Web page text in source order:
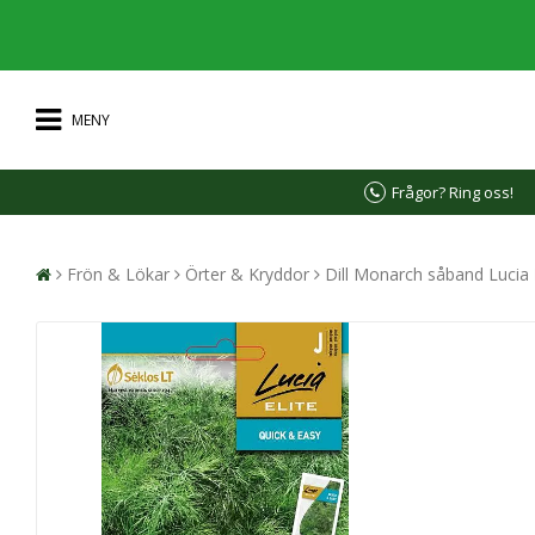
MENY
Frågor? Ring oss!
Frön & Lökar Örter & Kryddor Dill Monarch såband Lucia